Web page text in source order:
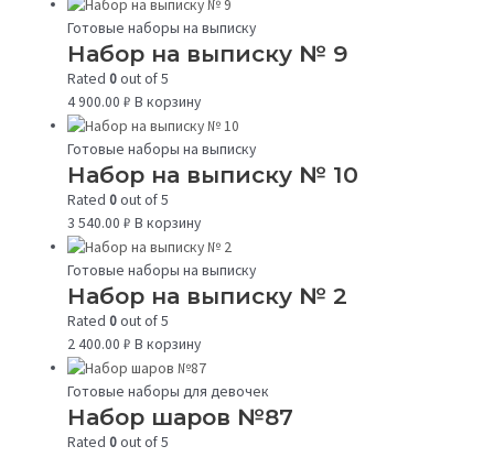
Готовые наборы на выписку
Набор на выписку № 9
Rated0out of 5
4 900.00₽ В корзину
Готовые наборы на выписку
Набор на выписку № 10
Rated0out of 5
3 540.00₽ В корзину
Готовые наборы на выписку
Набор на выписку № 2
Rated0out of 5
2 400.00₽ В корзину
Готовые наборы для девочек
Набор шаров №87
Rated0out of 5